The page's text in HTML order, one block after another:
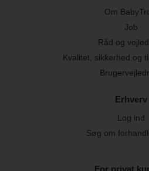
Om
Job
Råd og
Kvalitet, sikkerhed og
Erhverv
Log ind
Søg om
For privat